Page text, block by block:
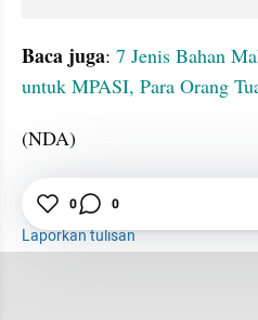
Baca juga: 7 Jenis Bahan
untuk MPASI, Para Orang
(NDA)
Bayi MPASI
Laporkan tulisan
0 0